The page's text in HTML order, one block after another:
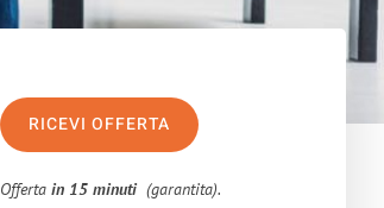
RICEVI OFFERTA
Offertain 15 minuti (garantita).